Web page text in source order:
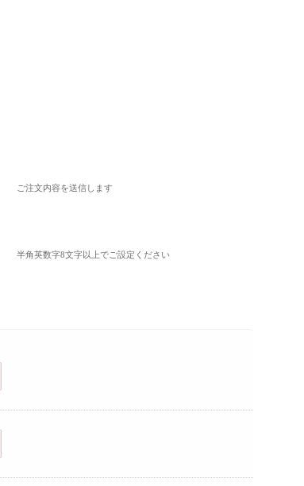
ご注文内容を送信します
半角英数字8文字以上でご設定ください